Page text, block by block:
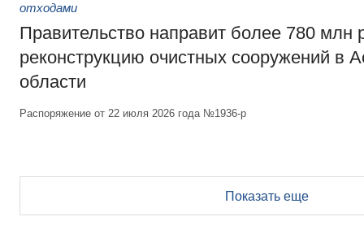
отходами
Правительство направит более 780 млн
реконструкцию очистных сооружений в
области
Распоряжение от 22 июля 2026 года №1936-р
Показать еще